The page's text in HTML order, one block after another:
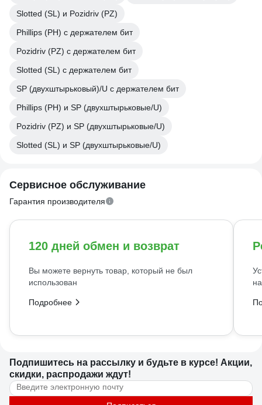
Slotted (SL) и Pozidriv (PZ)
Phillips (PH) с держателем бит
Pozidriv (PZ) с держателем бит
Slotted (SL) с держателем бит
SP (двухштырьковый)/U с держателем бит
Phillips (PH) и SP (двухштырьковые/U)
Pozidriv (PZ) и SP (двухштырьковые/U)
Slotted (SL) и SP (двухштырьковые/U)
Сервисное обслуживание
Гарантия производителя
120 дней обмен и возврат
Вы можете вернуть товар, который не был
использован
Подробнее
Подпишитесь на рассылку и будьте в курсе! Акции,
скидки, распродажи ждут!